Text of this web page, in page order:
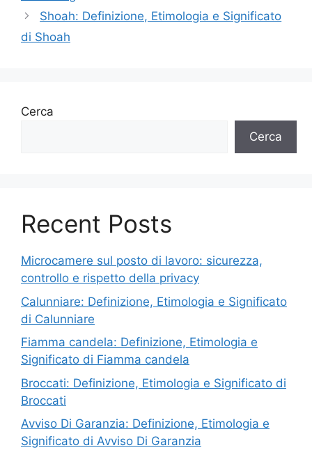
Shoah: Definizione, Etimologia e Significato
di Shoah
Cerca
Cerca
Recent Posts
Microcamere sul posto di lavoro: sicurezza,
controllo e rispetto della privacy
Calunniare: Definizione, Etimologia e Significato
di Calunniare
Fiamma candela: Definizione, Etimologia e
Significato di Fiamma candela
Broccati: Definizione, Etimologia e Significato di
Broccati
Avviso Di Garanzia: Definizione, Etimologia e
Significato di Avviso Di Garanzia